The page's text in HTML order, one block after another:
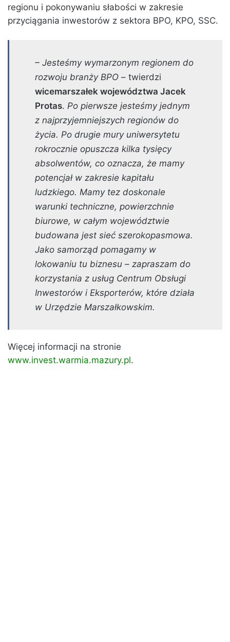
regionu i pokonywaniu słabości w zakresie
przyciągania inwestorów z sektora BPO, KPO, SSC.
– Jesteśmy wymarzonym regionem do
rozwoju branży BPO – twierdzi
wicemarszałek województwa Jacek
Protas. Po pierwsze jesteśmy jednym
z najprzyjemniejszych regionów do
życia. Po drugie mury uniwersytetu
rokrocznie opuszcza kilka tysięcy
absolwentów, co oznacza, że mamy
potencjał w zakresie kapitału
ludzkiego. Mamy tez doskonale
warunki techniczne, powierzchnie
biurowe, w całym województwie
budowana jest sieć szerokopasmowa.
Jako samorząd pomagamy w
lokowaniu tu biznesu – zapraszam do
korzystania z usług Centrum Obsługi
Inwestorów i Eksporterów, które działa
w Urzędzie Marszałkowskim.
Więcej informacji na stronie
www.invest.warmia.mazury.pl.